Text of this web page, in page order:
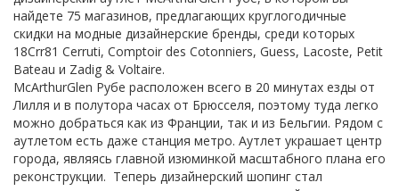
найдете 75 магазинов, предлагающих круглогодичные
скидки на модные дизайнерские бренды, среди которых
18Crr81 Cerruti, Comptoir des Cotonniers, Guess, Lacoste, Petit
Bateau и Zadig & Voltaire.
McArthurGlen Рубе расположен всего в 20 минутах езды от
Лилля и в полутора часах от Брюсселя, поэтому туда легко
можно добраться как из Франции, так и из Бельгии. Рядом с
аутлетом есть даже станция метро. Аутлет украшает центр
города, являясь главной изюминкой масштабного плана его
реконструкции. Теперь дизайнерский шопинг стал